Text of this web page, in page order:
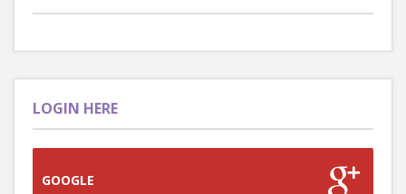
LOGIN HERE
GOOGLE